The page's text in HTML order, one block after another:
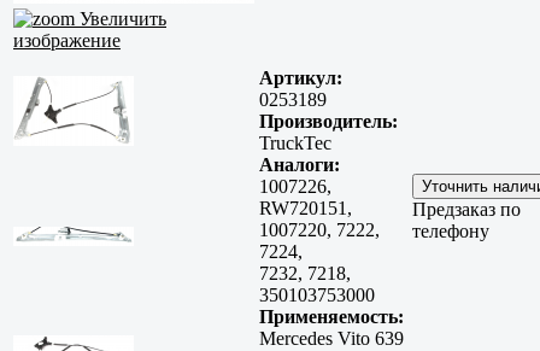
Увеличить
изображение
Артикул:
0253189
Производитель:
TruckTec
Аналоги:
1007226,
RW720151,
1007220, 7222,
7224,
7232, 7218,
350103753000
Применяемость:
Mercedes Vito 639
Предзаказ по
телефону